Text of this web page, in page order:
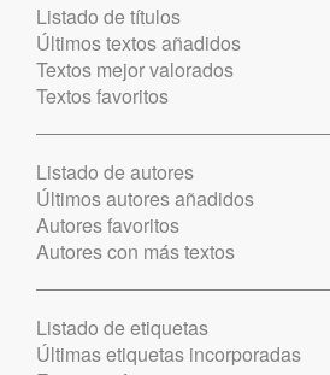
Listado de títulos
Últimos textos añadidos
Textos mejor valorados
Textos favoritos
Listado de autores
Últimos autores añadidos
Autores favoritos
Autores con más textos
Listado de etiquetas
Últimas etiquetas incorporadas